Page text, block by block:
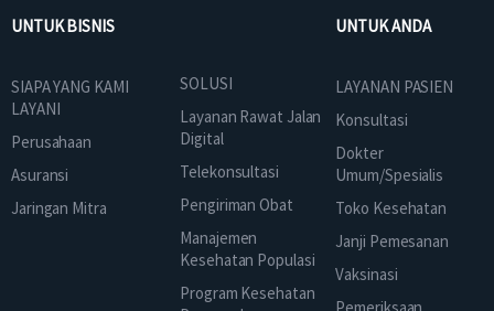
UNTUK BISNIS
SIAPA YANG KAMI
LAYANI
Perusahaan
Asuransi
Jaringan Mitra
SOLUSI
Layanan Rawat Jalan
Digital
Telekonsultasi
Pengiriman Obat
Manajemen
Kesehatan Populasi
Program Kesehatan
UNTUK ANDA
LAYANAN PASIEN
Konsultasi
Dokter
Umum/Spesialis
Toko Kesehatan
Janji Pemesanan
Vaksinasi